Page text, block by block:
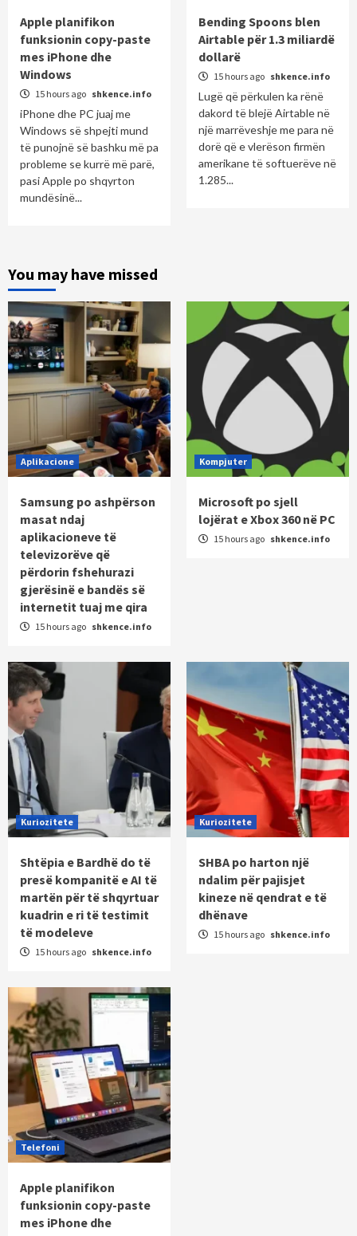
Apple planifikon
funksionin copy-paste
mes iPhone dhe
Windows
15 hours ago shkence.info
iPhone dhe PC juaj me
Windows së shpejti mund
të punojnë së bashku më pa
probleme se kurrë më parë,
pasi Apple po shqyrton
mundësinë...
Bending Spoons blen
Airtable për 1.3 miliardë
dollarë
15 hours ago shkence.info
Lugë që përkulen ka rënë
dakord të blejë Airtable në
një marrëveshje me para në
dorë që e vlerëson firmën
amerikane të softuerëve në
1.285...
You may have missed
Aplikacione
Samsung po ashpërson
masat ndaj
aplikacioneve të
televizorëve që
përdorin fshehurazi
gjerësinë e bandës së
internetit tuaj me qira
15 hours ago shkence.info
Kompjuter
Microsoft po sjell
lojërat e Xbox 360 në PC
15 hours ago shkence.info
Kuriozitete
Shtëpia e Bardhë do të
presë kompanitë e AI të
martën për të shqyrtuar
kuadrin e ri të testimit
të modeleve
15 hours ago shkence.info
Kuriozitete
SHBA po harton një
ndalim për pajisjet
kineze në qendrat e të
dhënave
15 hours ago shkence.info
Telefoni
Apple planifikon
funksionin copy-paste
mes iPhone dhe